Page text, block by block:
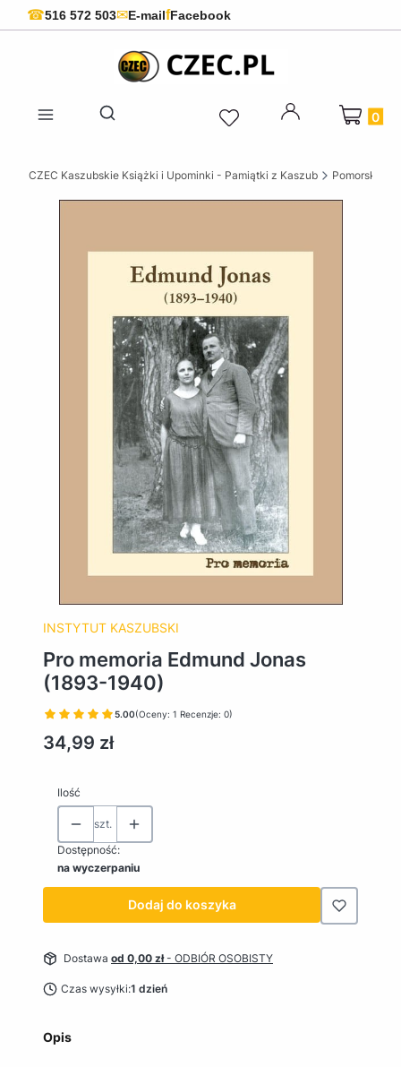
☎516 572 503✉E-mailfFacebook
Otwórz wyszukiwarkę
Produkty
CZEC Kaszubskie Książki i Upominki - Pamiątki z Kaszub Pomorskie
INSTYTUT KASZUBSKI
Pro memoria Edmund Jonas
(1893-1940)
5.00(Oceny: 1 Recenzje: 0)
Cena
34,99 zł
Ilość
szt.
Dostępność:
na wyczerpaniu
Dodaj do koszyka
Dostawa od 0,00 zł- ODBIÓR OSOBISTY
Czas wysyłki:1 dzień
Opis